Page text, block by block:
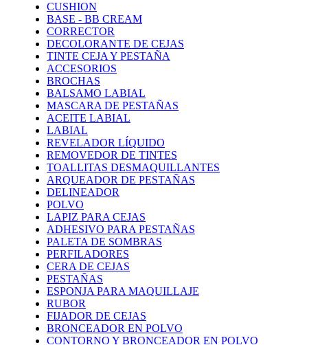
CUSHION
BASE - BB CREAM
CORRECTOR
DECOLORANTE DE CEJAS
TINTE CEJA Y PESTAÑA
ACCESORIOS
BROCHAS
BALSAMO LABIAL
MASCARA DE PESTAÑAS
ACEITE LABIAL
LABIAL
REVELADOR LÍQUIDO
REMOVEDOR DE TINTES
TOALLITAS DESMAQUILLANTES
ARQUEADOR DE PESTAÑAS
DELINEADOR
POLVO
LAPIZ PARA CEJAS
ADHESIVO PARA PESTAÑAS
PALETA DE SOMBRAS
PERFILADORES
CERA DE CEJAS
PESTAÑAS
ESPONJA PARA MAQUILLAJE
RUBOR
FIJADOR DE CEJAS
BRONCEADOR EN POLVO
CONTORNO Y BRONCEADOR EN POLVO